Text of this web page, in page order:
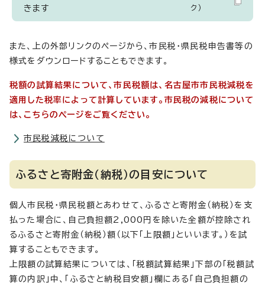
きます
ク）
また、上の外部リンクのページから、市民税・県民税申告書等の
様式をダウンロードすることもできます。
税額の試算結果について、市民税額は、名古屋市市民税減税を
適用した税率によって計算しています。市民税の減税について
は、こちらのページをご覧ください。
市民税減税について
ふるさと寄附金（納税）の目安について
個人市民税・県民税額とあわせて、ふるさと寄附金（納税）を支
払った場合に、自己負担額2,000円を除いた全額が控除され
るふるさと寄附金（納税）額（以下「上限額」といいます。）を試
算することもできます。
上限額の試算結果については、「税額試算結果」下部の「税額試
算の内訳」中、「ふるさと納税目安額」欄にある「自己負担額の